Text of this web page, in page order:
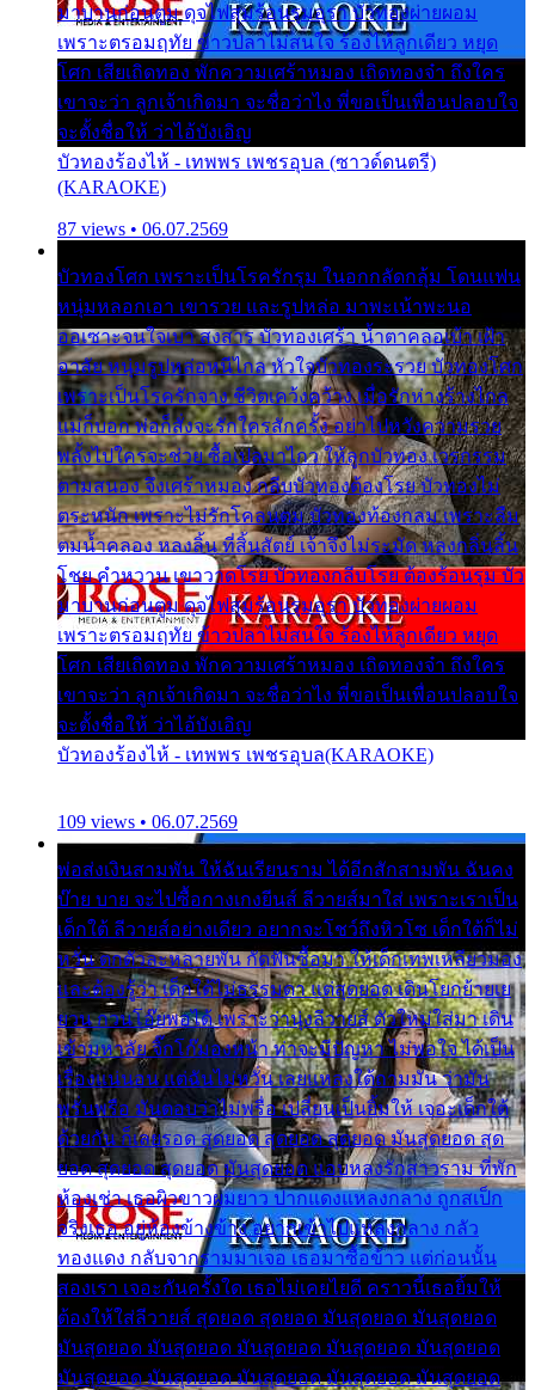
มาบานก่อนตูม ดุจไฟสุมร้อนรุมอุรา บัวทองผ่ายผอม
เพราะตรอมฤทัย ข้าวปลาไม่สนใจ ร้องไห้ลูกเดียว หยุด
โศก เสียเถิดทอง พักความเศร้าหมอง เถิดทองจ๋า ถึงใคร
เขาจะว่า ลูกเจ้าเกิดมา จะชื่อว่าไง พี่ขอเป็นเพื่อนปลอบใจ
จะตั้งชื่อให้ ว่าไอ้บังเอิญ
บัวทองร้องไห้ - เทพพร เพชรอุบล (ซาวด์ดนตรี)
(KARAOKE)
87 views • 06.07.2569
บัวทองโศก เพราะเป็นโรครักรุม ในอกกลัดกลุ้ม โดนแฟน
หนุ่มหลอกเอา เขารวย และรูปหล่อ มาพะเน้าพะนอ
ออเซาะจนใจเบา สงสาร บัวทองเศร้า น้ำตาคลอเบ้า เฝ้า
อาลัย หนุ่มรูปหล่อหนีไกล หัวใจบัวทองระรวย บัวทองโศก
เพราะเป็นโรครักจาง ชีวิตเคว้งคว้าง เมื่อรักห่างร้างไกล
แม่ก็บอก พ่อก็สั่งจะรักใครสักครั้ง อย่าไปหวังความรวย
พลั้งไปใครจะช่วย ซื้อเปลมาไกว ให้ลูกบัวทอง เวรกรรม
ตามสนอง จึงเศร้าหมอง กลีบบัวทองต้องโรย บัวทองไม่
ตระหนัก เพราะไม่รักโคลนตม บัวทองท้องกลม เพราะลืม
ตมน้ำคลอง หลงลิ้น ที่สิ้นสัตย์ เจ้าจึงไม่ระมัด หลงกลิ่นลิ้น
โชย คำหวาน เขาวาดโรย บัวทองกลีบโรย ต้องร้อนรุม บัว
มาบานก่อนตูม ดุจไฟสุมร้อนรุมอุรา บัวทองผ่ายผอม
เพราะตรอมฤทัย ข้าวปลาไม่สนใจ ร้องไห้ลูกเดียว หยุด
โศก เสียเถิดทอง พักความเศร้าหมอง เถิดทองจ๋า ถึงใคร
เขาจะว่า ลูกเจ้าเกิดมา จะชื่อว่าไง พี่ขอเป็นเพื่อนปลอบใจ
จะตั้งชื่อให้ ว่าไอ้บังเอิญ
บัวทองร้องไห้ - เทพพร เพชรอุบล(KARAOKE)
109 views • 06.07.2569
พ่อส่งเงินสามพัน ให้ฉันเรียนราม ได้อีกสักสามพัน ฉันคง
บ๊าย บาย จะไปซื้อกางเกงยีนส์ ลีวายส์มาใส่ เพราะเราเป็น
เด็กใต้ ลีวายส์อย่างเดียว อยากจะโชว์ถึงหิวโซ เด็กใต้ก็ไม่
หวั่น ตกตัวละหลายพัน กัดฟันซื้อมา ให้เด็กเทพเหลียวมอง
และต้องรู้ว่า เด็กใต้ไม่ธรรมดา แต่สุดยอด เดินโยกย้ายเย
ยวน กวนโอ๊ยพอได้ เพราะว่านุ่งลีวายส์ ตัวใหม่ใส่มา เดิน
เข้ามหาลัย จิ๊กโก๊มองหน้า ท่าจะมีปัญหา ไม่พอใจ ได้เป็น
เรื่องแน่นอน แต่ฉันไม่หวั่น เลยแหลงใต้ถามมัน ว่ามัน
พรั่นพรือ มันตอบว่าไม่พรื่อ เปลี่ยนเป็นยิ้มให้ เจอะเด็กใต้
ด้วยกัน ก็เลยรอด สุดยอด สุดยอด สุดยอด มันสุดยอด สุด
ยอด สุดยอด สุดยอด มันสุดยอด แอบหลงรักสาวราม ที่พัก
ห้องเช่า เธอผิวขาวผมยาว ปากแดงแหลงกลาง ถูกสเป็ก
จริงเธอ อยู่ห้องข้างข้าง อยากเข้าไปแหลงกลาง กลัว
ทองแดง กลับจากรามมาเจอ เธอมาซื้อข้าว แต่ก่อนนั้น
สองเรา เจอะกันครั้งใด เธอไม่เคยไยดี คราวนี้เธอยิ้มให้
ต้องให้ใส่ลีวายส์ สุดยอด สุดยอด มันสุดยอด มันสุดยอด
มันสุดยอด มันสุดยอด มันสุดยอด มันสุดยอด มันสุดยอด
มันสุดยอด มันสุดยอด มันสุดยอด มันสุดยอด มันสุดยอด